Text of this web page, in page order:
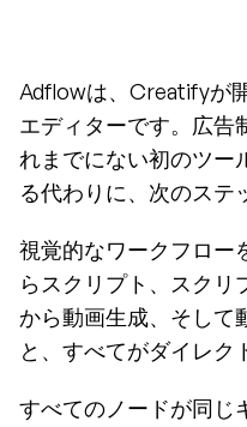
Adflowは、Creatifyが
エディターです。広告
れまでにない初のツー
る代わりに、次のステ
視覚的なワークフロー
らスクリプト、スクリ
から動画生成、そして
と、すべてがダイレク
すべてのノードが同じ